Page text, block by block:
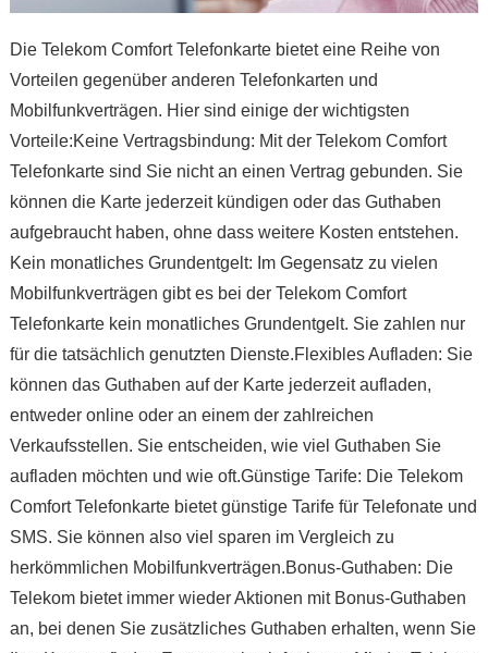
Die Telekom Comfort Telefonkarte bietet eine Reihe von
Vorteilen gegenüber anderen Telefonkarten und
Mobilfunkverträgen. Hier sind einige der wichtigsten
Vorteile:Keine Vertragsbindung: Mit der Telekom Comfort
Telefonkarte sind Sie nicht an einen Vertrag gebunden. Sie
können die Karte jederzeit kündigen oder das Guthaben
aufgebraucht haben, ohne dass weitere Kosten entstehen.
Kein monatliches Grundentgelt: Im Gegensatz zu vielen
Mobilfunkverträgen gibt es bei der Telekom Comfort
Telefonkarte kein monatliches Grundentgelt. Sie zahlen nur
für die tatsächlich genutzten Dienste.Flexibles Aufladen: Sie
können das Guthaben auf der Karte jederzeit aufladen,
entweder online oder an einem der zahlreichen
Verkaufsstellen. Sie entscheiden, wie viel Guthaben Sie
aufladen möchten und wie oft.Günstige Tarife: Die Telekom
Comfort Telefonkarte bietet günstige Tarife für Telefonate und
SMS. Sie können also viel sparen im Vergleich zu
herkömmlichen Mobilfunkverträgen.Bonus-Guthaben: Die
Telekom bietet immer wieder Aktionen mit Bonus-Guthaben
an, bei denen Sie zusätzliches Guthaben erhalten, wenn Sie